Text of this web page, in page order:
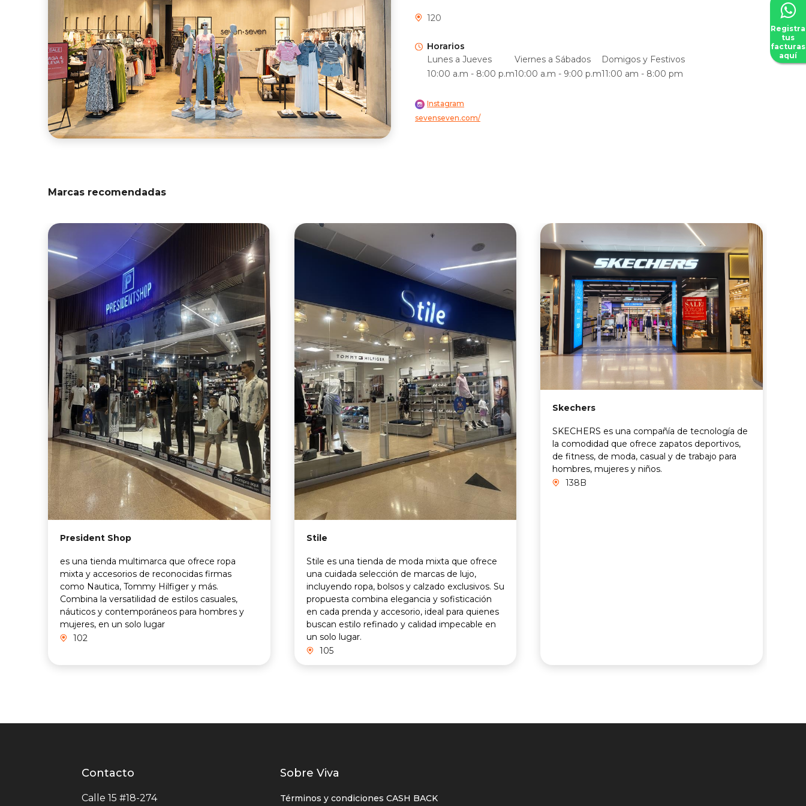
120
Horarios
Lunes a Jueves
10:00 a.m - 8:00 p.m
Viernes a Sábados
10:00 a.m - 9:00 p.m
Domigos y Festivos
11:00 am - 8:00 pm
Instagram
sevenseven.com/
Marcas recomendadas
President Shop
es una tienda multimarca que ofrece ropa
mixta y accesorios de reconocidas firmas
como Nautica, Tommy Hilfiger y más.
Combina la versatilidad de estilos casuales,
náuticos y contemporáneos para hombres y
mujeres, en un solo lugar
102
Stile
Stile es una tienda de moda mixta que ofrece
una cuidada selección de marcas de lujo,
incluyendo ropa, bolsos y calzado exclusivos. Su
propuesta combina elegancia y sofisticación
en cada prenda y accesorio, ideal para quienes
buscan estilo refinado y calidad impecable en
un solo lugar.
105
Skechers
SKECHERS es una compañía de tecnología de
la comodidad que ofrece zapatos deportivos,
de fitness, de moda, casual y de trabajo para
hombres, mujeres y niños.
138B
Contacto
centro
Contacto
Calle 15 #18-274
Listados
enlaces
Sobre Viva
Términos y condiciones CASH BACK
Registra
tus
facturas
aquí